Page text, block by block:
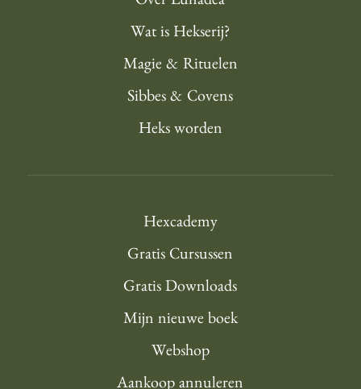
Wat is Hekserij?
Magie & Rituelen
Sibbes & Covens
Heks worden
Hexcademy
Gratis Cursussen
Gratis Downloads
Mijn nieuwe boek
Webshop
Aankoop annuleren